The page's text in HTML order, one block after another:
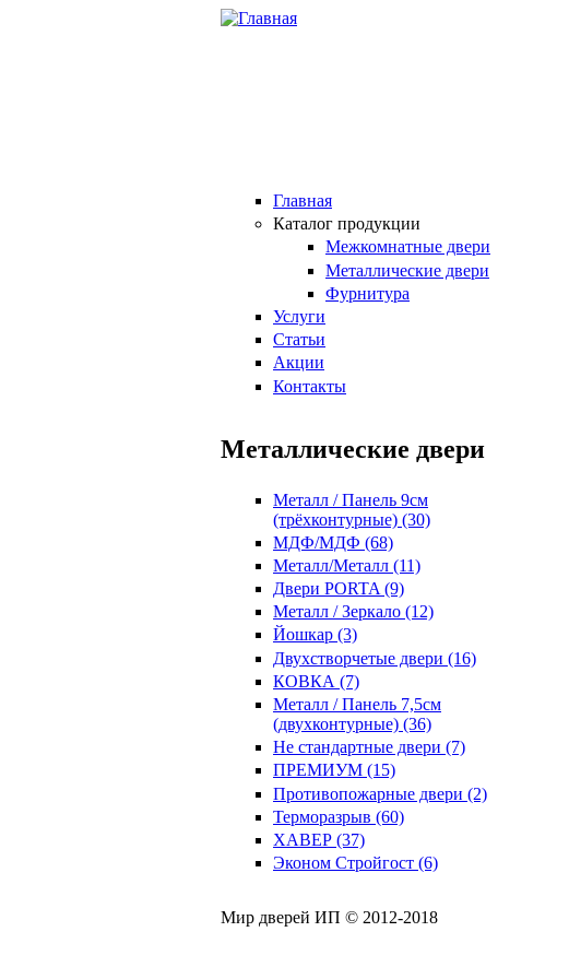
Перейти к основному содержанию
Главная
Каталог продукции
Межкомнатные двери
Металлические двери
Фурнитура
Услуги
Статьи
Акции
Контакты
Металлические двери
Металл / Панель 9см
(трёхконтурные) (30)
МДФ/МДФ (68)
Металл/Металл (11)
Двери PORTA (9)
Металл / Зеркало (12)
Йошкар (3)
Двухстворчетые двери (16)
КОВКА (7)
Металл / Панель 7,5см
(двухконтурные) (36)
Не стандартные двери (7)
ПРЕМИУМ (15)
Противопожарные двери (2)
Терморазрыв (60)
ХАВЕР (37)
Эконом Стройгост (6)
Мир дверей ИП © 2012-2018